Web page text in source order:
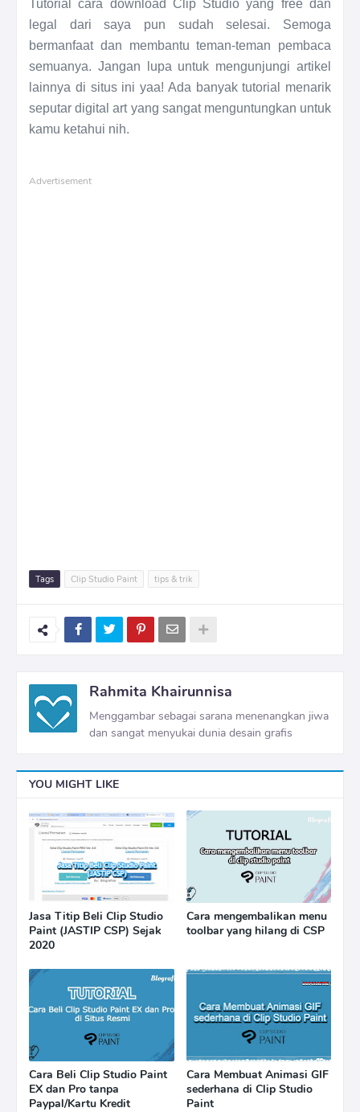
Tutorial cara download Clip Studio yang free dan
legal dari saya pun sudah selesai. Semoga
bermanfaat dan membantu teman-teman pembaca
semuanya. Jangan lupa untuk mengunjungi artikel
lainnya di situs ini yaa! Ada banyak tutorial menarik
seputar digital art yang sangat menguntungkan untuk
kamu ketahui nih.
Advertisement
Tags Clip Studio Paint tips & trik
Rahmita Khairunnisa
Menggambar sebagai sarana menenangkan jiwa
dan sangat menyukai dunia desain grafis
YOU MIGHT LIKE
Jasa Titip Beli Clip Studio
Paint (JASTIP CSP) Sejak
2020
Cara mengembalikan menu
toolbar yang hilang di CSP
Cara Beli Clip Studio Paint
EX dan Pro tanpa
Paypal/Kartu Kredit
Cara Membuat Animasi GIF
sederhana di Clip Studio
Paint